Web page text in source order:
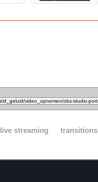
live streaming transitions